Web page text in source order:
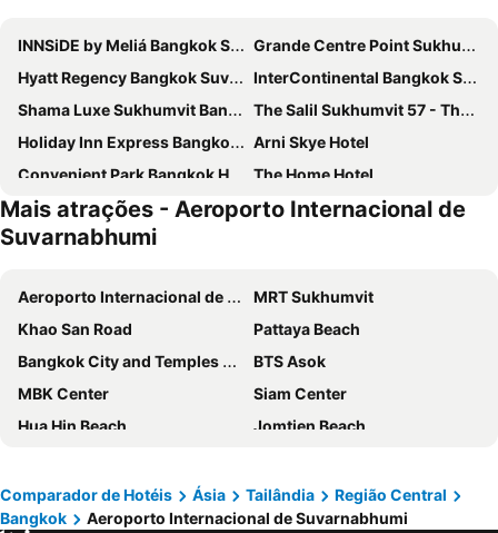
INNSiDE by Meliá Bangkok Sukhumvit
Grande Centre Point Sukhumvit 55
Hyatt Regency Bangkok Suvarnabhumi Airport
InterContinental Bangkok Sukhumvit by IHG
Shama Luxe Sukhumvit Bangkok
The Salil Sukhumvit 57 - Thonglor
Holiday Inn Express Bangkok Soi Soonvijai By Ihg
Arni Skye Hotel
Convenient Park Bangkok Hotel
The Home Hotel
56 Hotel Sukhumvit
The Park Nine Hotel Suvarnabhumi
Sunday Platinum Suites
137 Pillars Suites Bangkok
Mii Hotel Srinakarin
Lucky Hotel Bangkok
Jasmine Grande Residence
137 Pillars Residences Bangkok
Oakwood Studios Sukhumvit Bangkok
ibis Styles Bangkok Sukhumvit Phra Khanong
MUU Bangkok, Small Luxury Hotels of the World
Cassia Rama 9 Bangkok
Zayn Hotel Bangkok
Nasa Bangkok
Staybridge Suites Bangkok Thonglor By Ihg
Happihaus Hotel Bangkok
At Residence Suvarnabhumi
Mais atrações - Aeroporto Internacional de
Suvarnabhumi
Aeroporto Internacional de Suvarnabhumi
MRT Sukhumvit
Khao San Road
Pattaya Beach
Bangkok City and Temples Tour
BTS Asok
MBK Center
Siam Center
Hua Hin Beach
Jomtien Beach
BTS Siam
BTS Phaya Thai
Bangkok's Grand Palace Complex and Wat Phra Kaew
BTS Nana
Comparador de Hotéis Ásia Tailândia
Região Central
Bangkok
Aeroporto Internacional de Suvarnabhumi